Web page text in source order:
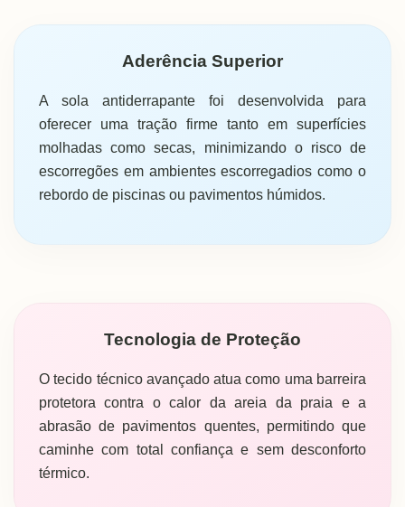
Aderência Superior
A sola antiderrapante foi desenvolvida para
oferecer uma tração firme tanto em superfícies
molhadas como secas, minimizando o risco de
escorregões em ambientes escorregadios como o
rebordo de piscinas ou pavimentos húmidos.
Tecnologia de Proteção
O tecido técnico avançado atua como uma barreira
protetora contra o calor da areia da praia e a
abrasão de pavimentos quentes, permitindo que
caminhe com total confiança e sem desconforto
térmico.